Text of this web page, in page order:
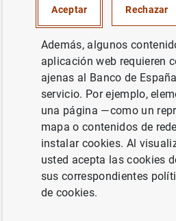
Anterior
Nota del FROB sobre
El FROB
Aceptar Rechazar
Además, algunos
aplicación web requieren
ajenas al Banco de
servicio. Por ejemplo,
una página —como un
mapa o contenidos de
instalar cookies. Al
usted acepta las cookies
sus correspondientes
de cookies.